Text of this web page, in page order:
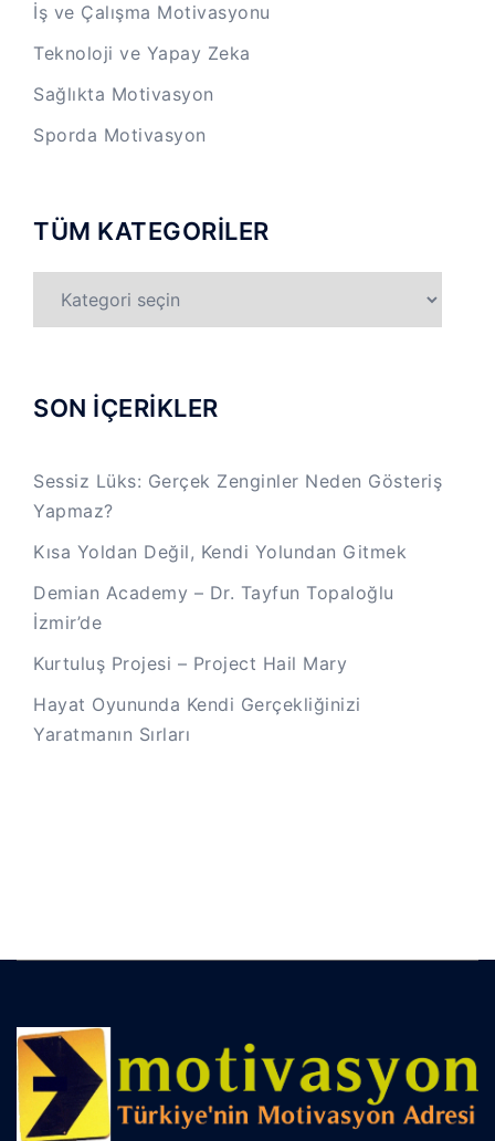
İş ve Çalışma Motivasyonu
Teknoloji ve Yapay Zeka
Sağlıkta Motivasyon
Sporda Motivasyon
TÜM KATEGORİLER
KATEGORİLER
SON İÇERİKLER
Sessiz Lüks: Gerçek Zenginler Neden Gösteriş
Yapmaz?
Kısa Yoldan Değil, Kendi Yolundan Gitmek
Demian Academy – Dr. Tayfun Topaloğlu
İzmir’de
Kurtuluş Projesi – Project Hail Mary
Hayat Oyununda Kendi Gerçekliğinizi
Yaratmanın Sırları